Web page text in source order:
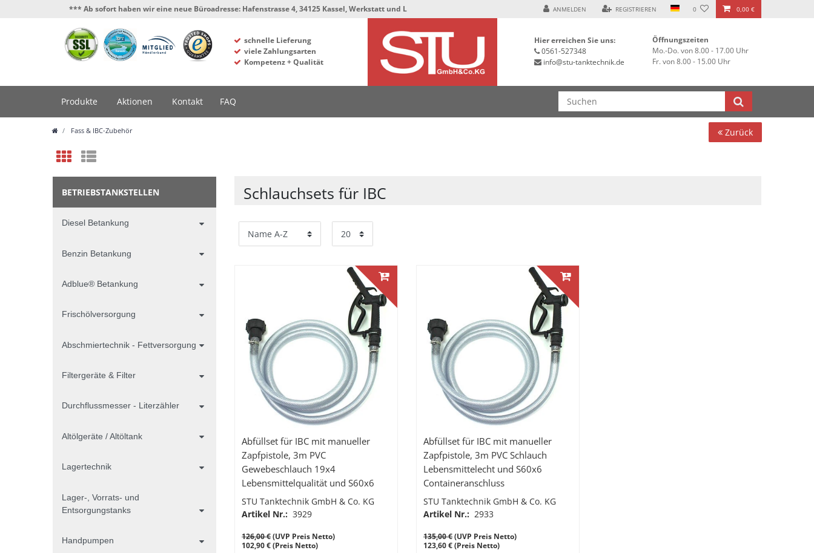
*** Ab sofort haben wir eine neue Büroadresse: Hafenstrasse 4, 34125 Kassel, Werkstatt und Lager bleiben in der Hafenstrasse 76, 34125 Kassel ***
ANMELDEN REGISTRIEREN 0 0,00 €
schnelle Lieferung
viele Zahlungsarten
Kompetenz + Qualität
Hier erreichen Sie uns:
0561-527348
info@stu-tanktechnik.de
Öffnungszeiten
Mo.-Do. von 8.00 - 17.00 Uhr
Fr. von 8.00 - 15.00 Uhr
Produkte Aktionen Kontakt FAQ
Fass & IBC-Zubehör Zurück
BETRIEBSTANKSTELLEN
Diesel Betankung
Benzin Betankung
Adblue® Betankung
Frischölversorgung
Abschmiertechnik - Fettversorgung
Filtergeräte & Filter
Durchflussmesser - Literzähler
Altölgeräte / Altöltank
Lagertechnik
Lager-, Vorrats- und
Entsorgungstanks
Handpumpen
Schlauchsets für IBC
Abfüllset für IBC mit manueller
Zapfpistole, 3m PVC
Gewebeschlauch 19x4
Lebensmittelqualität und S60x6
Containeranschluss
STU Tanktechnik GmbH & Co. KG
Artikel Nr.: 3929
126,00 €(UVP Preis Netto)
102,90 € (Preis Netto)
Abfüllset für IBC mit manueller
Zapfpistole, 3m PVC Schlauch
Lebensmittelecht und S60x6
Containeranschluss
STU Tanktechnik GmbH & Co. KG
Artikel Nr.: 2933
135,00 €(UVP Preis Netto)
123,60 € (Preis Netto)